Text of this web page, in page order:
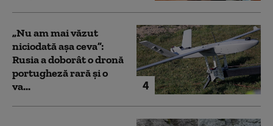
4
„Nu am mai văzut
niciodată așa ceva”:
Rusia a doborât o dronă
portugheză rară și o
va...